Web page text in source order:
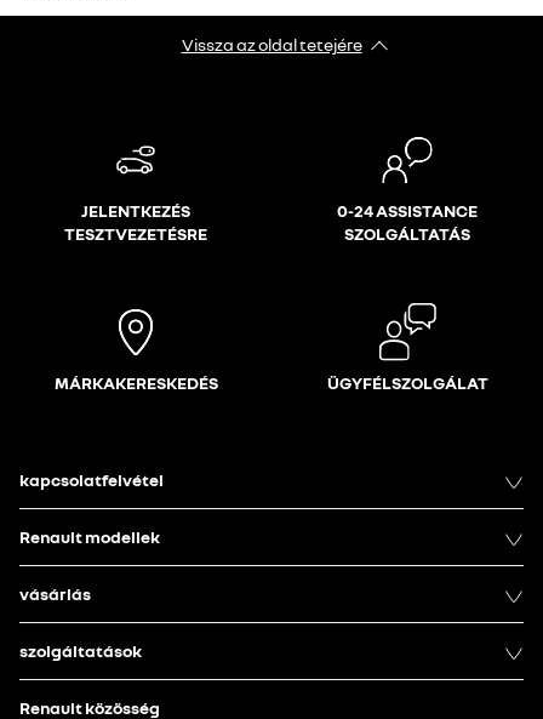
Vissza az oldal tetejére
JELENTKEZÉS
TESZTVEZETÉSRE
0-24 ASSISTANCE
SZOLGÁLTATÁS
MÁRKAKERESKEDÉS ÜGYFÉLSZOLGÁLAT
kapcsolatfelvétel
Renault modellek
vásárlás
szolgáltatások
Renault közösség